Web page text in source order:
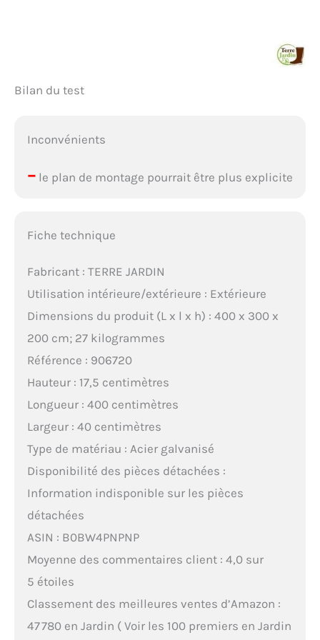
Bilan du test
Inconvénients
–le plan de montage pourrait être plus explicite
Fiche technique
Fabricant : TERRE JARDIN
Utilisation intérieure/extérieure : Extérieure
Dimensions du produit (L x l x h) : 400 x 300 x
200 cm; 27 kilogrammes
Référence : 906720
Hauteur : 17,5 centimètres
Longueur : 400 centimètres
Largeur : 40 centimètres
Type de matériau : Acier galvanisé
Disponibilité des pièces détachées :
Information indisponible sur les pièces
détachées
ASIN : B0BW4PNPNP
Moyenne des commentaires client : 4,0 sur
5 étoiles
Classement des meilleures ventes d’Amazon :
47 780 en Jardin ( Voir les 100 premiers en Jardin